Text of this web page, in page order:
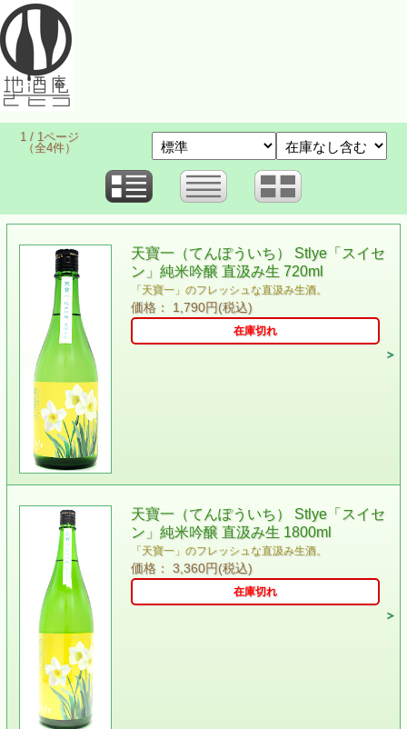
1 / 1ページ
（全4件）
天寶一（てんぽういち） Stlye「スイセ
ン」純米吟醸 直汲み生 720ml
「天寶一」のフレッシュな直汲み生酒。
価格： 1,790円(税込)
在庫切れ
天寶一（てんぽういち） Stlye「スイセ
ン」純米吟醸 直汲み生 1800ml
「天寶一」のフレッシュな直汲み生酒。
価格： 3,360円(税込)
在庫切れ